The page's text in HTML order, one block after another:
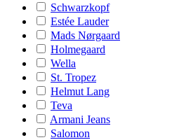
Schwarzkopf
Estée Lauder
Mads Nørgaard
Holmegaard
Wella
St. Tropez
Helmut Lang
Teva
Armani Jeans
Salomon